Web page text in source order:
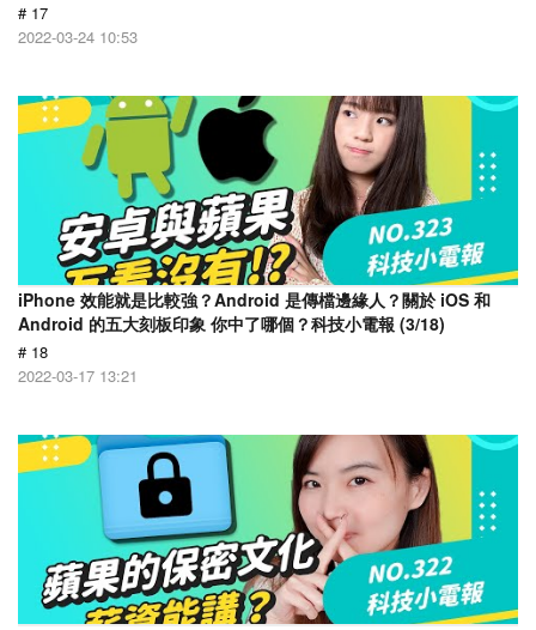
# 17
2022-03-24 10:53
iPhone 效能就是比較強？Android 是傳檔邊緣人？關於 iOS 和
Android 的五大刻板印象 你中了哪個？科技小電報 (3/18)
# 18
2022-03-17 13:21